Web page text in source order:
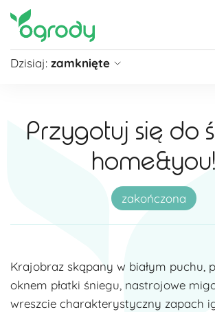
Dzisiaj: zamknięte
Niedziela
zamknięte
Niedziela handlowa
10:00 - 20:00
zobacz więcej »
Przygotuj się do
home&you!
zakończona
Krajobraz skąpany w białym puchu,
oknem płatki śniegu, nastrojowe
wreszcie charakterystyczny zapach